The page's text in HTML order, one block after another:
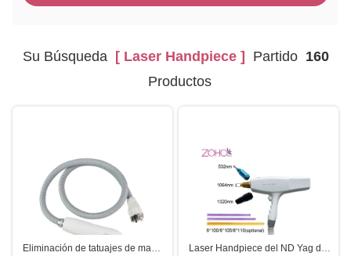
Su Búsqueda[ Laser Handpiece ] Partido 160
Productos
Eliminación de tatuajes de mano
Laser Handpiece del ND Yag del